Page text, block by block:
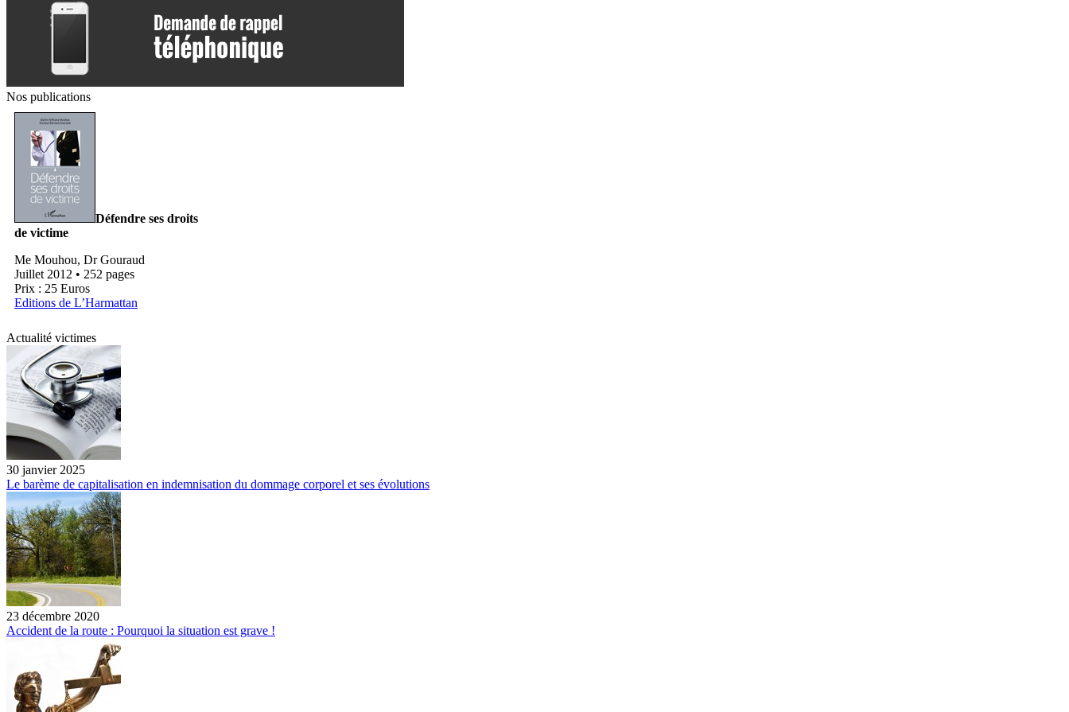
Nos publications
Défendre ses droits
de victime
Me Mouhou, Dr Gouraud
Juillet 2012 • 252 pages
Prix : 25 Euros
Editions de L’Harmattan
Actualité victimes
30 janvier 2025
Le barème de capitalisation en indemnisation du dommage corporel et ses évolutions
23 décembre 2020
Accident de la route : Pourquoi la situation est grave !